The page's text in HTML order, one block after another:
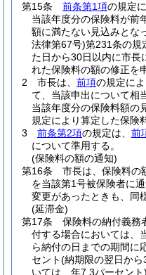
第15条
前条第1項の規定
当該年度分の保険料が前
額に満たない見込みとな
法律第67号)第231条の規
た日から30日以内に市長
れた保険料の額の修正を
2
市長は、 前項の規定に
て、当該申出について相
当該年度分の保険料額の
規定により算定した保険
3
前条第2項の規定は、 前
について準用する。
(保険料の額の通知)
第16条
市長は、保険料の
を当該第1号被保険者に
変更があったときも、同
(延滞金)
第17条
保険料の納付義務
付する場合においては、
ら納付の日までの期間に
セント(納期限の翌日か
いては、年7.3パーセント)